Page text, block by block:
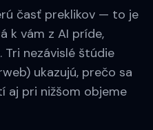
časť preklikov — to je
k vám z AI príde,
Tri nezávislé štúdie
ukazujú, prečo sa
aj pri nižšom objeme